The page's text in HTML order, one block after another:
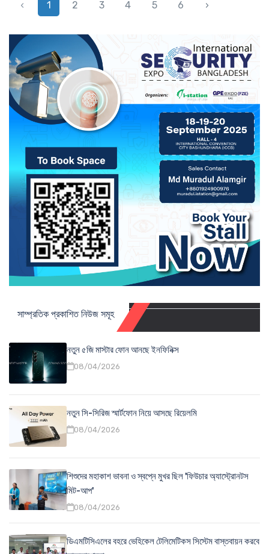
‹ 1 2 3 4 5 6 ›
সাম্প্রতিক প্রকাশিত নিউজ সমূহ
নতুন ৫জি মাস্টার ফোন আনছে ইনফিনিক্স
08/04/2026
নতুন সি-সিরিজ স্মার্টফোন নিয়ে আসছে রিয়েলমি
08/04/2026
শিশুদের মহাকাশ ভাবনা ও স্বপ্নে মুখর ছিল 'ফিউচার অ্যাস্ট্রোনটস
মিট-আপ'
08/04/2026
ডিএমটিসিএলের বহরে ভেহিকেল টেলিমেটিকস সিস্টেম বাস্তবায়ন করবে